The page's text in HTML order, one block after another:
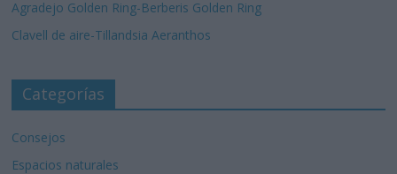
Agradejo Golden Ring-Berberis Golden Ring
Clavell de aire-Tillandsia Aeranthos
Categorías
Consejos
Espacios naturales